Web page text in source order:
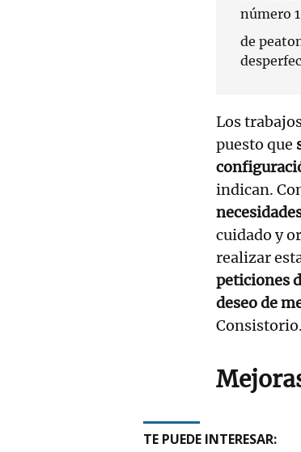
número
de
Los
puesto que
indican.
cuidado y
realizar
peticiones
deseo de
Consistorio.
TE PUEDE INTERESAR: